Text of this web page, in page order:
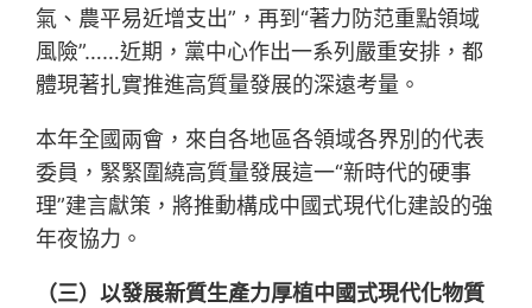
氣、農平易近增支出”，再到“著力防范重點領域
風險”……近期，黨中心作出一系列嚴重安排，都
體現著扎實推進高質量發展的深遠考量。
本年全國兩會，來自各地區各領域各界別的代表
委員，緊緊圍繞高質量發展這一“新時代的硬事
理”建言獻策，將推動構成中國式現代化建設的強
年夜協力。
（三）以發展新質生產力厚植中國式現代化物質